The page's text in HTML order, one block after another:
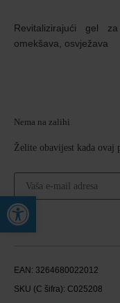
Open toolbar
Revitalizirajući gel
omekšava, osvježava
Nema na zalihi
Želite obavijest kada ovaj
EAN: 3264680022012
SKU (C šifra): C025208